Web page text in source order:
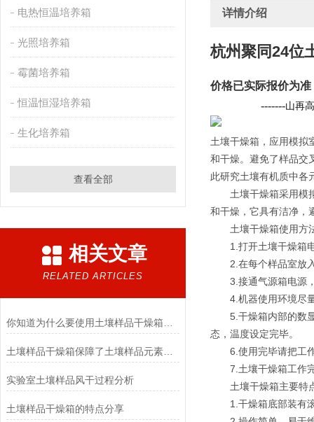
电热恒温培养箱
光照培养箱
霉菌培养箱
恒温恒湿培养箱
生化培养箱
查看全部
相关文章
RELATED ARTICLES
土壤样品干燥箱保障了土壤样品元素的完整性
实验室土壤样品风干过程分析
土壤样品干燥箱的特点分享
详情介绍
杭州聚同24位
价格已实际报价为
-------山再
土壤干燥箱，应用模拟
和干燥。避免了样品交
此研究土壤有机质中各
土壤干燥箱采用模拟
和干燥，它具有洁净，
土壤干燥箱使用方
1.打开土壤干燥箱电
2.在每个样品室放入
3.接通气源箱电源，
4.机器使用环境尽量
5.干燥箱内部的数显
态，温度设定完毕。
6.使用完毕请把工作
7.土壤干燥箱工作完
土壤干燥箱主要特
1.干燥箱底部装有滚